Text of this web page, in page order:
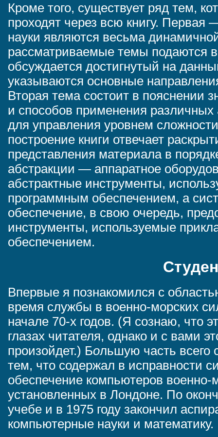
Кроме того, существует ряд тем,
проходят через всю книгу. Первая
науки являются весьма
рассматриваемые темы подаются в
обсуждается достигнутый на
указываются основные
Вторая тема состоит в пояснении
и способов применения различных
для управления уровнем
построение книги отвечает
представления материала в
абстракции — аппаратное
абстрактные инструменты,
программным обеспечением, а
обеспечение, в свою очередь,
инструменты, используемые
обеспечением.
Впервые я познакомился с
время службы в военно-морских
начале 70-х годов. (Я сознаю, что
глазах читателя, однако и с вами
произойдет.) Большую часть всего
тем, что содержал в исправности
обеспечение компьютеров военно-
установленных в Лондоне. По
учебе и в 1975 году закончил
компьютерные науки и математику.